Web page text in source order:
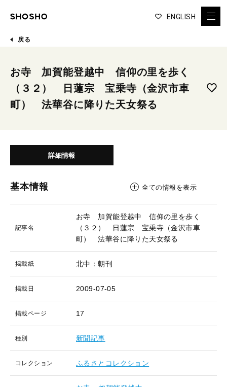
ENGLISH
戻る
お寺 加賀能登越中 信仰の里を歩く
（３２） 日蓮宗 宝乗寺（金沢市車
町） 法華谷に降りた天女祭る
詳細情報
基本情報 全ての情報を表示
記事名
お寺 加賀能登越中 信仰の里を歩く
（３２） 日蓮宗 宝乗寺（金沢市車
町） 法華谷に降りた天女祭る
掲載紙 北中：朝刊
掲載日 2009-07-05
掲載ページ 17
種別 新聞記事
コレクション ふるさとコレクション